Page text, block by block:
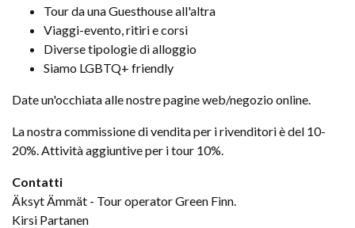
Tour da una Guesthouse all'altra
Viaggi-evento, ritiri e corsi
Diverse tipologie di alloggio
Siamo LGBTQ+ friendly
Date un'occhiata alle nostre pagine web/negozio online.
La nostra commissione di vendita per i rivenditori è del 10-
20%. Attività aggiuntive per i tour 10%.
Contatti
Äksyt Ämmät - Tour operator Green Finn.
Kirsi Partanen